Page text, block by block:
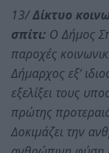
13/Δίκτυο
σπίτι: Ο Δήμος
παροχές
Δήμαρχος εξ’
εξελίξει τους
πρώτης
Δοκιμάζει την